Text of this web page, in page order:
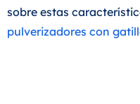
sobre estas
pulverizadores con